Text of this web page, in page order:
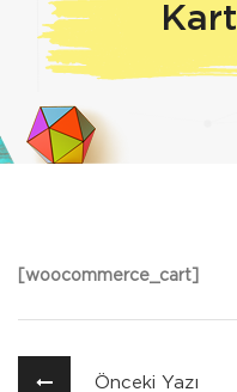
[woocommerce_cart]
Önceki Yazı